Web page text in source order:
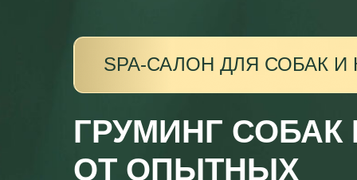
ГРУМИНГ
ОТ ОПЫТНЫХ
SPA-САЛОН ДЛЯ СОБАК И